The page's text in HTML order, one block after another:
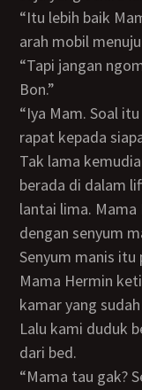
“Itu lebih baik Mam,” ucapku sambil membelokkan
arah mobil
“Tapi jangan ngomong apa - apa sama Tata nanti ya
Bon.”
“Iya Mam. Soal itu sih dijamin bakal ditutup rapat -
rapat kepada
Tak lama kemudian, aku dan Mama Hermin sudah
berada di dalam
lantai lima.
dengan senyum
Senyum manis itu pun tersungging lagi di bibir sensual
Mama Hermin
kamar yang
Lalu kami duduk berdampingan di sofa yang tak jauh
dari bed.
“Mama tau gak? Sepulangnya dari rumah Mama…